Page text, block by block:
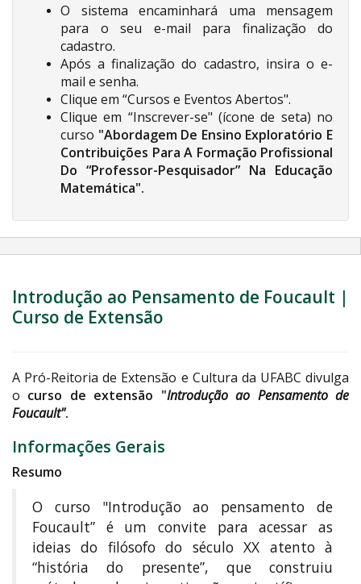
O sistema encaminhará uma mensagem
para o seu e-mail para finalização do
cadastro.
Após a finalização do cadastro, insira o e-
mail e senha.
Clique em “Cursos e Eventos Abertos".
Clique em “Inscrever-se" (ícone de seta) no
curso "Abordagem De Ensino Exploratório E
Contribuições Para A Formação Profissional
Do “Professor-Pesquisador” Na Educação
Matemática".
Introdução ao Pensamento de Foucault |
Curso de Extensão
A Pró-Reitoria de Extensão e Cultura da UFABC divulga
o curso de extensão "Introdução ao Pensamento de
Foucault".
Informações Gerais
Resumo
O curso "Introdução ao pensamento de
Foucault” é um convite para acessar as
ideias do filósofo do século XX atento à
“história do presente”, que construiu